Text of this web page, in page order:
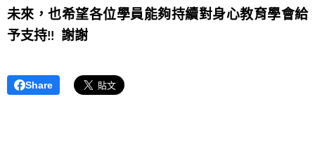
未來，也希望各位學員能夠持續對身心教育學會給
予支持!! 謝謝
Share